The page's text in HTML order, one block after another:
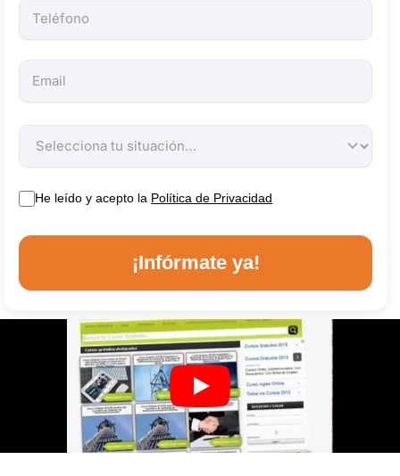
He leído y acepto la Política de Privacidad
¡Infórmate ya!